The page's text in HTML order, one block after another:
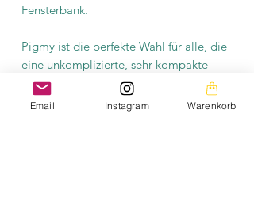
Fensterbank.
Pigmy ist die perfekte Wahl für alle, die
eine unkomplizierte, sehr kompakte
Tomatensorte suchen, die trotz ihrer
Größe reichlich Früchte liefert.
Email Instagram Warenkorb